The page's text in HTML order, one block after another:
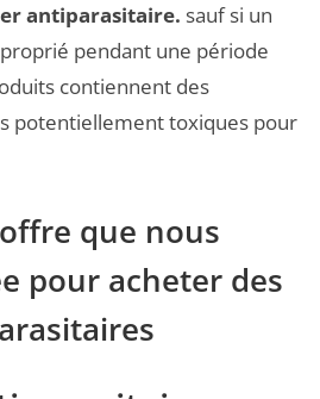
antiparasitaire. sauf si un
pendant une période
contiennent des
potentiellement toxiques pour
que nous
pour acheter des